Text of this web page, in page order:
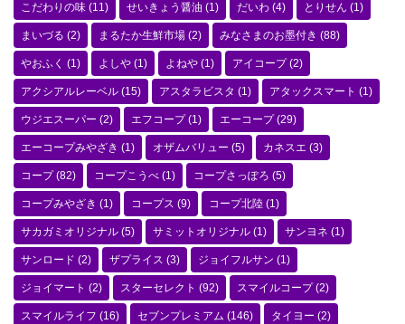
こだわりの味 (11) せいきょう醤油 (1) だいわ (4) とりせん (1)
まいづる (2) まるたか生鮮市場 (2) みなさまのお墨付き (88)
やおふく (1) よしや (1) よねや (1) アイコープ(2)
アクシアルレーベル (15) アスタラビスタ (1) アタックスマート (1)
ウジエスーパー (2) エフコープ(1) エーコープ(29)
エーコープみやざき (1) オザムバリュー (5) カネスエ (3)
コープ(82) コープこうべ (1) コープさっぽろ (5)
コープみやざき (1) コープス (9) コープ北陸 (1)
サカガミオリジナル (5) サミットオリジナル (1) サンヨネ (1)
サンロード (2) ザプライス (3) ジョイフルサン (1)
ジョイマート (2) スターセレクト (92) スマイルコープ(2)
スマイルライフ (16) セブンプレミアム (146) タイヨー (2)